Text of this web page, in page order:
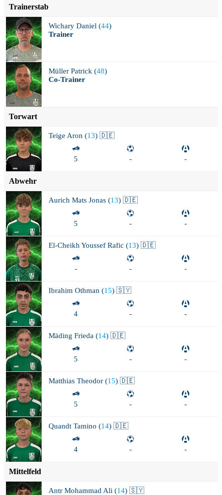
Trainerstab
Wichary Daniel (44)
Trainer
Müller Patrick (48)
Co-Trainer
Torwart
Teige Aron (13) 🇩🇪
5 - -
Abwehr
Aurich Mats Jonas (13) 🇩🇪
5 - -
El-Cheikh Youssef Rafic (13) 🇩🇪
- - -
Ibrahim Othman (15) 🇸🇾
4 - -
Mäding Frieda (14) 🇩🇪
5 - -
Matthias Theodor (15) 🇩🇪
5 - -
Quandt Tamino (14) 🇩🇪
4 - -
Mittelfeld
Antr Mohammad Ali (14) 🇸🇾